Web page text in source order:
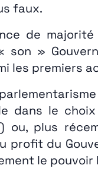
faux.
de
son »
les premiers
dans le
plus
profit du
le